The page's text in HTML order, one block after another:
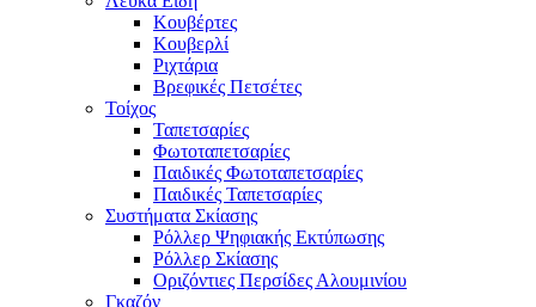
Κουβέρτες
Κουβερλί
Ριχτάρια
Βρεφικές Πετσέτες
Τοίχος
Ταπετσαρίες
Φωτοταπετσαρίες
Παιδικές Φωτοταπετσαρίες
Παιδικές Ταπετσαρίες
Συστήματα Σκίασης
Ρόλλερ Ψηφιακής Εκτύπωσης
Ρόλλερ Σκίασης
Οριζόντιες Περσίδες Αλουμινίου
Γκαζόν